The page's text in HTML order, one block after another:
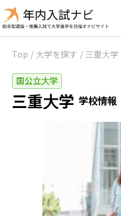
Top / 大学を探す / 三重大学
国公立大学
三重大学 学校情報